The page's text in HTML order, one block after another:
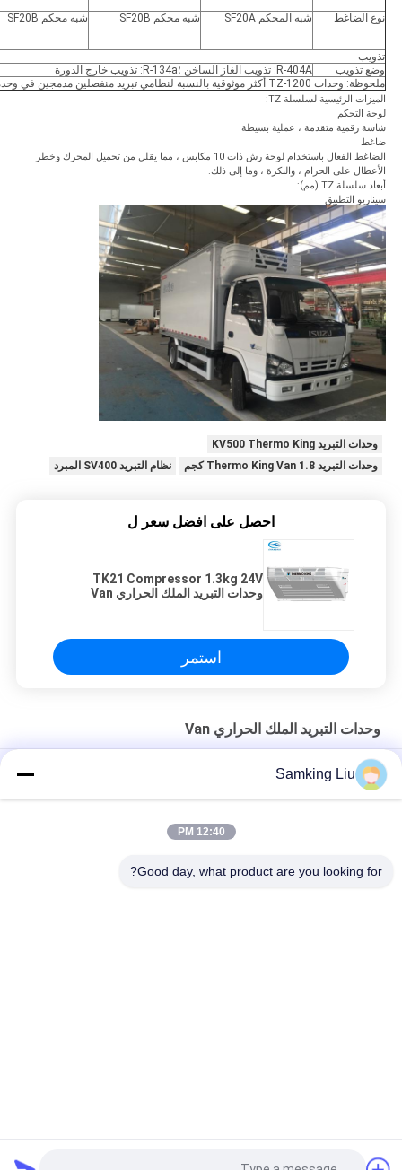
نوع الضاغط شبه المحكم SF20A شبه محكم SF20B شبه محكم SF20B
تذويب
وضع تذويب
R-404A: تذويب الغاز الساخن ؛R-134a: تذويب خارج الدورة
ملحوظة: وحدات TZ-1200 أكثر موثوقية بالنسبة لنظامي تبريد منفصلين مدمجين في وحدة واحدة.
الميزات الرئيسية لسلسلة TZ:
لوحة التحكم
شاشة رقمية متقدمة ، عملية بسيطة
ضاغط
الضاغط الفعال باستخدام لوحة رش ذات 10 مكابس ، مما يقلل من تحميل المحرك وخطر
الأعطال على الحزام ، والبكرة ، وما إلى ذلك.
أبعاد سلسلة TZ (مم):
سيناريو التطبيق
وحدات التبريد KV500 Thermo King
وحدات التبريد Thermo King Van 1.8 كجم
نظام التبريد SV400 المبرد
احصل على افضل سعر ل
TK21 Compressor 1.3kg 24V
وحدات التبريد الملك الحراري Van
استمر
وحدات التبريد الملك الحراري Van
ساعة للشاحنات
Samking Liu
12:40 PM
Good day, what product are you looking for?